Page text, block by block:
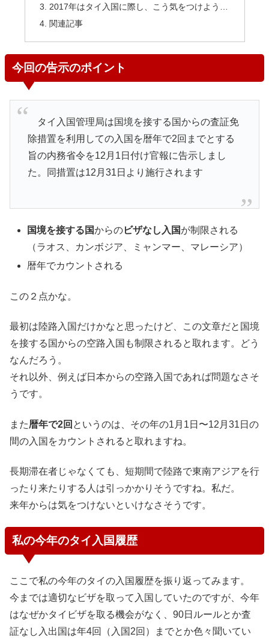
2017年はタイ入国に際し、こう気をつけよう…
関連記事
今回の告示のポイント
タイ入国管理局は国境を接する国からの査証免
除措置を利用しての入国を暦年で2回までとする
旨の内務省令を12月1日付け官報に告示しまし
た。同措置は12月31日より施行されます
国境を接する国からのビザなし入国が制限される
（ラオス、カンボジア、ミャンマー、マレーシア）
暦年でカウントされる
この２点かな。
最初は陸路入国だけかなと思ったけど、この文章だと国境
を接する国からの空路入国も制限されると取れます。どう
なんだろう。
それ以外、例えば日本からの空路入国であれば問題なさそ
うです。
また暦年で2回 というのは、その年の1月1日〜12月31日の
間の入国をカウントされると取れますね。
長期滞在者じゃなくても、短期間で陸路で東南アジアを行
ったり来たりする人は引っかかりそうですね。私だ。
来年からは気をつけないといけなさそうです。
私の今年のタイ入国履歴
ここで私の今年のタイの入国履歴を振り返ってみます。
今までは適切なビザを取って入国していたのですが、今年
はなぜかタイビザを取る機会がなく、90日ルールとか査
証なし入出国は年4回（入国2回）までとか色々聞いてい